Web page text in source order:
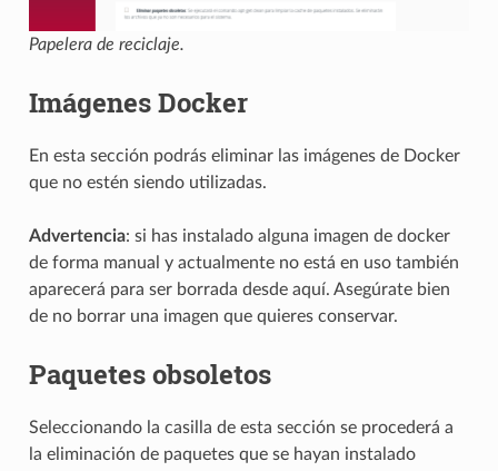
Papelera de reciclaje.
Imágenes Docker
En esta sección podrás eliminar las imágenes de Docker
que no estén siendo utilizadas.
Advertencia: si has instalado alguna imagen de docker
de forma manual y actualmente no está en uso también
aparecerá para ser borrada desde aquí. Asegúrate bien
de no borrar una imagen que quieres conservar.
Paquetes obsoletos
Seleccionando la casilla de esta sección se procederá a
la eliminación de paquetes que se hayan instalado